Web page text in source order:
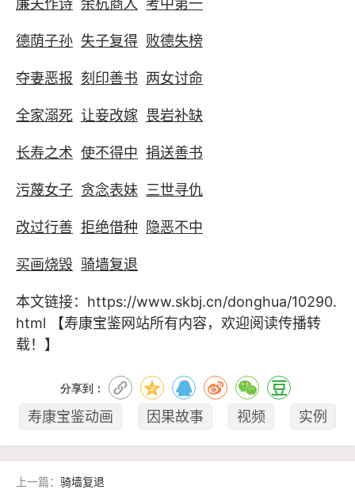
廉夫作诗 余杭商人 考中第一
德荫子孙 失子复得 败德失榜
夺妻恶报 刻印善书 两女讨命
全家溺死 让妾改嫁 畏岩补缺
长寿之术 使不得中 捐送善书
污蔑女子 贪念表妹 三世寻仇
改过行善 拒绝借种 隐恶不中
买画烧毁 骑墙复退
本文链接： https://www.skbj.cn/donghua/10290.
html 【寿康宝鉴网站所有内容，欢迎阅读传播转
载！】
分享到：
寿康宝鉴动画 因果故事 视频 实例
上一篇： 骑墙复退